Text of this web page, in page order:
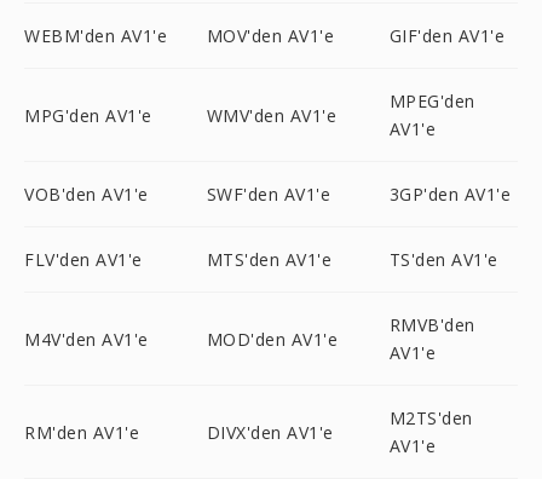
WEBM'den AV1'e MOV'den AV1'e GIF'den AV1'e
MPG'den AV1'e WMV'den AV1'e
MPEG'den
AV1'e
VOB'den AV1'e SWF'den AV1'e 3GP'den AV1'e
FLV'den AV1'e MTS'den AV1'e TS'den AV1'e
M4V'den AV1'e MOD'den AV1'e
RMVB'den
AV1'e
RM'den AV1'e DIVX'den AV1'e
M2TS'den
AV1'e